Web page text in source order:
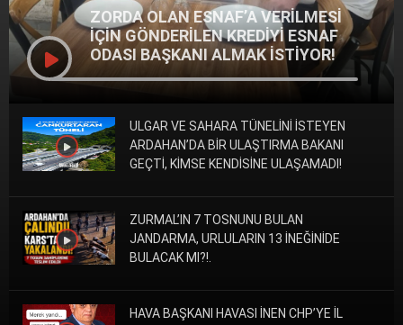
bonusu
veren
siteler
deneme
bonusu
siteler
2025
deneme
veren
siteler
editorbet
giriş
ZORDA OLAN ESNAF’A VERİLMESİ
İÇİN GÖNDERİLEN KREDİYİ ESNAF
ODASI BAŞKANI ALMAK İSTİYOR!
ULGAR VE SAHARA TÜNELİNİ İSTEYEN
ARDAHAN’DA BİR ULAŞTIRMA BAKANI
GEÇTİ, KİMSE KENDİSİNE ULAŞAMADI!
ZURMAL’IN 7 TOSNUNU BULAN
JANDARMA, URLULARIN 13 İNEĞİNİDE
BULACAK MI?!.
HAVA BAŞKANI HAVASI İNEN CHP’YE İL